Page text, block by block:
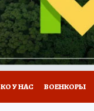
ТЕСТЫ НОВОЕ
У НАС ВОЕНКОРЫ